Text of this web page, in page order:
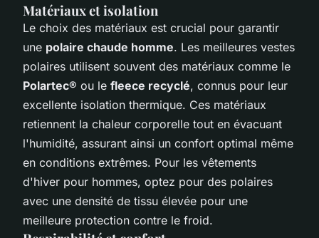
Matériaux et isolation
Le choix des matériaux est crucial pour garantir
une polaire chaude homme. Les meilleures vestes
polaires utilisent souvent des matériaux comme le
Polartec® ou le fleece recyclé, connus pour leur
excellente isolation thermique. Ces matériaux
retiennent la chaleur corporelle tout en évacuant
l'humidité, assurant ainsi un confort optimal même
en conditions extrêmes. Pour les vêtements
d'hiver pour hommes, optez pour des polaires
avec une densité de tissu élevée pour une
meilleure protection contre le froid.